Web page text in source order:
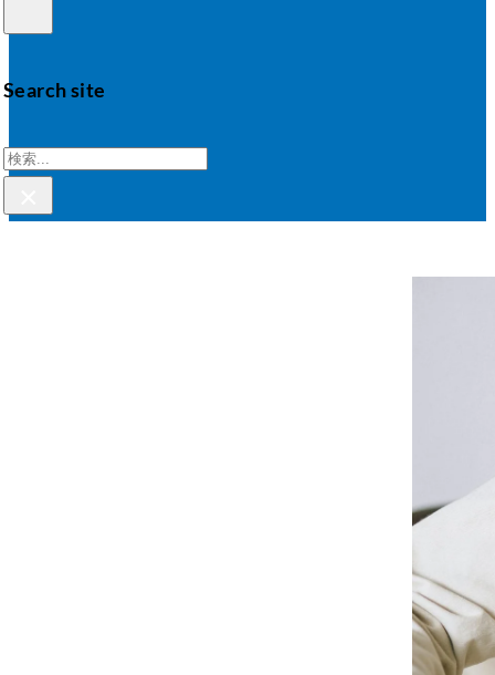
Search site
検